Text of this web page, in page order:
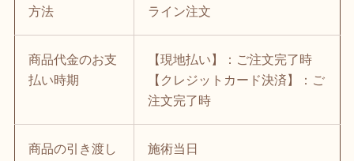
方法
ライン注文
商品代金のお支
払い時期
【現地払い】：ご注文完了時
【クレジットカード決済】：ご
注文完了時
商品の引き渡し
施術当日